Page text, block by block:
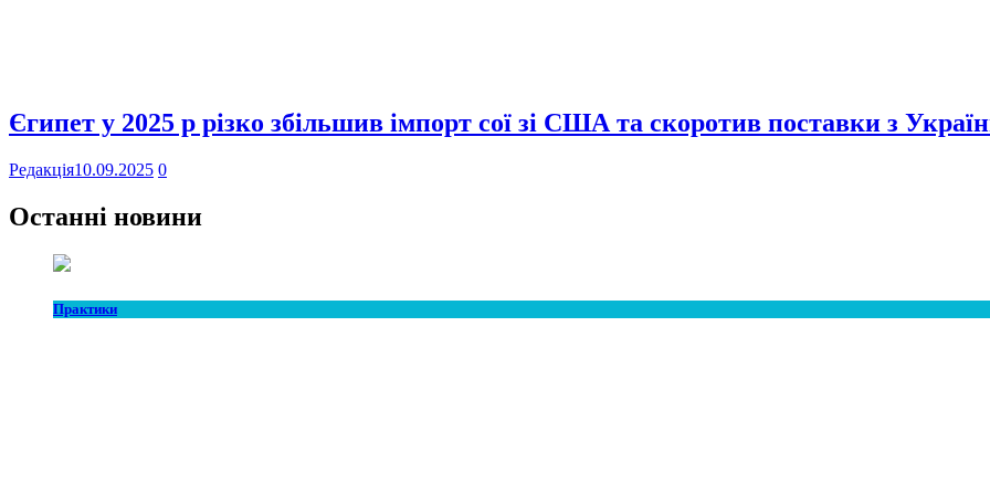
Єгипет у 2025 р різко збільшив імпорт сої зі США та скоротив поставки з
Редакція10.09.2025 0
Останні новини
Практики